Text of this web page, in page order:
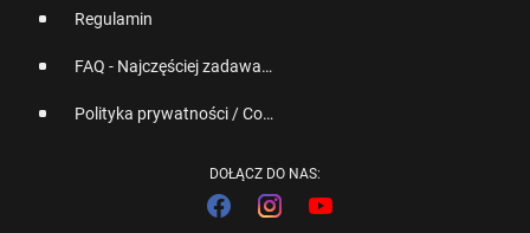
Regulamin
FAQ - Najczęściej zadawane pytania
Polityka prywatności / Cookies
DOŁĄCZ DO NAS: